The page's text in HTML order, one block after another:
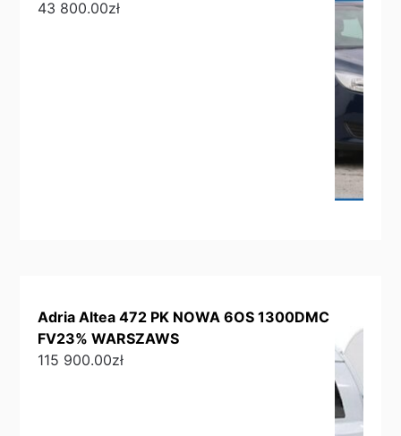
43 800.00zł
Adria Altea 472 PK NOWA 6OS 1300DMC
FV23% WARSZAWS
115 900.00zł